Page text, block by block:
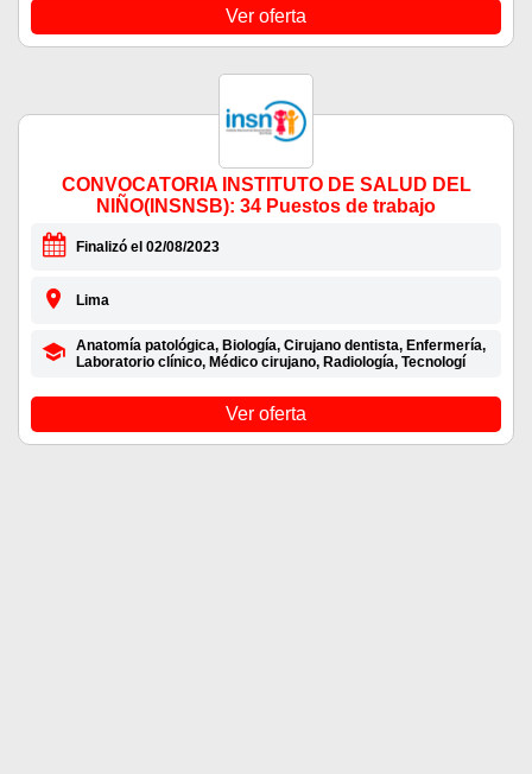
Ver oferta
CONVOCATORIA INSTITUTO DE SALUD DEL
NIÑO(INSNSB): 34 Puestos de trabajo
Finalizó el 02/08/2023
Lima
Anatomía patológica, Biología, Cirujano dentista, Enfermería,
Laboratorio clínico, Médico cirujano, Radiología, Tecnologí
Ver oferta